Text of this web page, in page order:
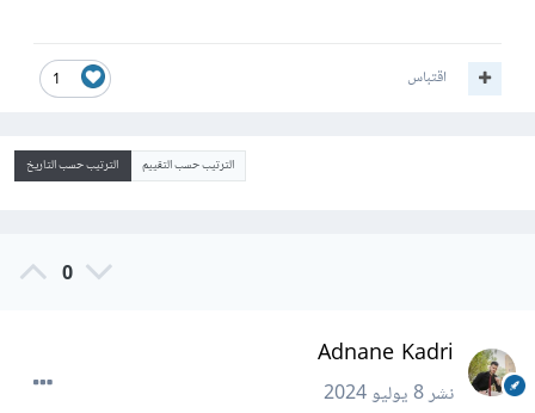
1 اقتباس
الترتيب حسب التقييم الترتيب حسب التاريخ
0
Adnane Kadri
نشر8 يوليو 2024